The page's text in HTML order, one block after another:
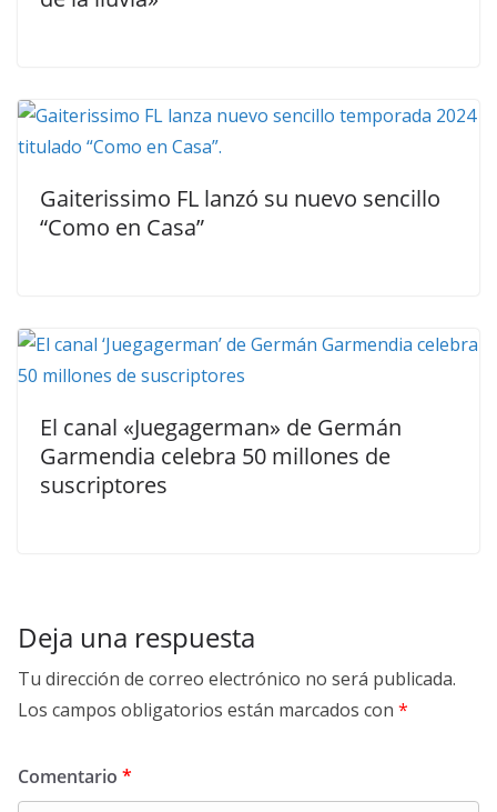
Gaiterissimo FL lanzó su nuevo sencillo
“Como en Casa”
El canal «Juegagerman» de Germán
Garmendia celebra 50 millones de
suscriptores
Deja una respuesta
Tu dirección de correo electrónico no será publicada.
Los campos obligatorios están marcados con *
Comentario *